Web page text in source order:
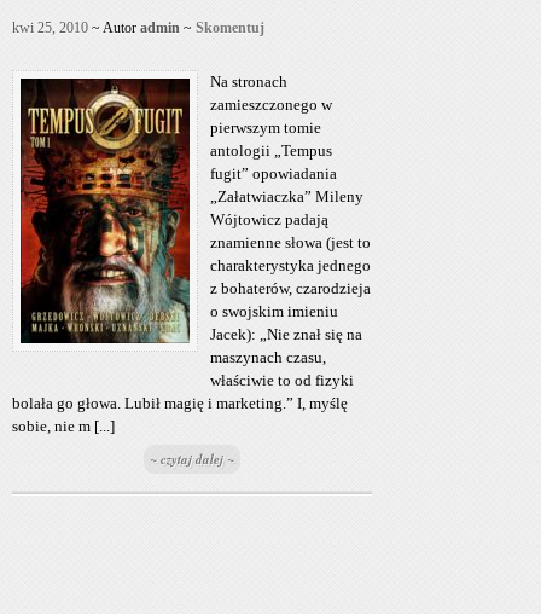
kwi 25, 2010 ~ Autor admin ~ Skomentuj
Na stronach
zamieszczonego w
pierwszym tomie
antologii „Tempus
fugit” opowiadania
„Załatwiaczka” Mileny
Wójtowicz padają
znamienne słowa (jest to
charakterystyka jednego
z bohaterów, czarodzieja
o swojskim imieniu
Jacek): „Nie znał się na
maszynach czasu,
właściwie to od fizyki
bolała go głowa. Lubił magię i marketing.” I, myślę
sobie, nie m [...]
~ czytaj dalej ~